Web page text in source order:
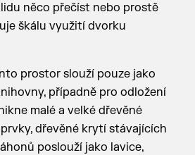
něco přečíst nebo prostě
škálu využití dvorku
prostor slouží pouze jako
případně pro odložení
malé a velké dřevěné
dřevěné krytí stávajících
poslouží jako lavice,